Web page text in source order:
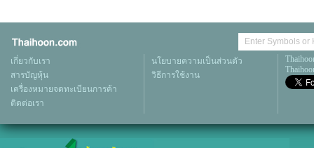
เกี่ยวกับเรา
สารบัญหุ้น
เครื่องหมายจดทะเบียนการค้า
ติดต่อเรา
นโยบายความเป็นส่วนตัว
วิธีการใช้งาน